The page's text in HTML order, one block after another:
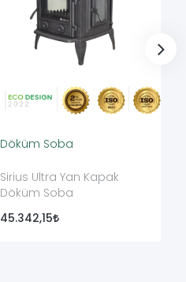
Döküm Soba
Sirius Ultra Yan Kapak
Döküm Soba
45.342,15